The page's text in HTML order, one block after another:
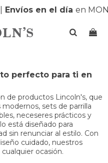
en el díaen
perfecto para ti en
de productos Lincoln's, que
sets de parrilla
neceseres prácticos y
está diseñado para
sin renunciar al estilo. Con
cuidado, nuestros
ocasión.